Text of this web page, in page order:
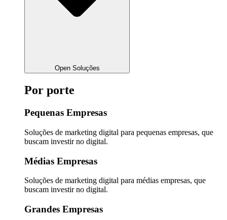
Open Soluções
Por porte
Pequenas Empresas
Soluções de marketing digital para pequenas empresas, que
buscam investir no digital.
Médias Empresas
Soluções de marketing digital para médias empresas, que
buscam investir no digital.
Grandes Empresas